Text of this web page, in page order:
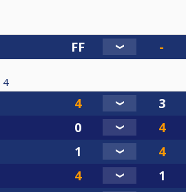
4